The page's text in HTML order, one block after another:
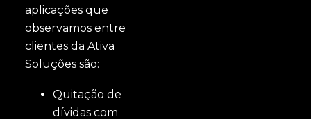
aplicações que
observamos entre
clientes da Ativa
Soluções são:
Quitação de
dívidas com